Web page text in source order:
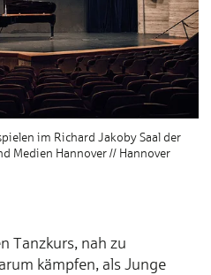
im Richard Jakoby Saal der
Medien Hannover // Hannover
Tanzkurs, nah zu
kämpfen, als Junge